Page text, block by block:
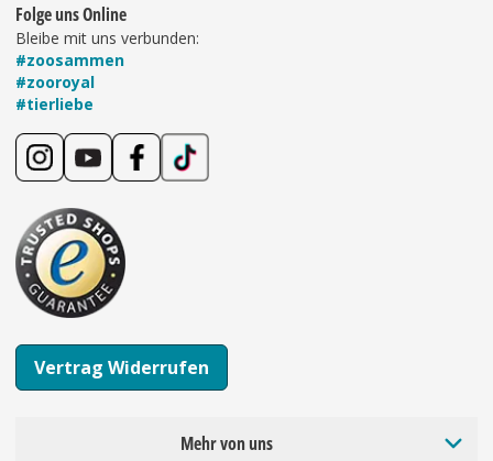
Folge uns Online
Bleibe mit uns verbunden:
#zoosammen
#zooroyal
#tierliebe
Vertrag Widerrufen
Mehr von uns